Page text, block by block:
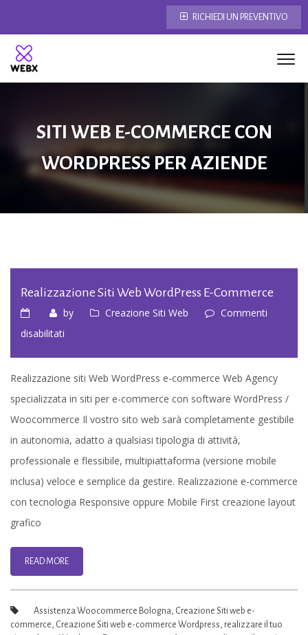
RICHIEDI UN PREVENTIVO
SITI WEB E-COMMERCE CON
WORDPRESS PER AZIENDE
Realizzazione Siti Web WordPress E-Commerce
by Creazione Siti Web
Commenti
disabilitati
siti
Web
WordPress
e-
commerce
Realizzazione siti Web WordPress e-commerce Web Agency
specializzata in siti per e-commerce con software WordPress /
Woocommerce Il vostro sito web sarà completamente gestibile
in autonomia, adatto a qualsiasi tipologia di attività,
professionale e flessibile, multipiattaforma (versione mobile
inclusa) veloce e semplice da gestire. Realizzazione e-commerce
con tecnologia Responsive oppure Mobile First creazione layout
grafico
READ MORE
Assistenza Woocommerce Bologna, Creazione Siti web e-
commerce, Creazione Siti web e-commerce Wordpress, realizzare il tuo